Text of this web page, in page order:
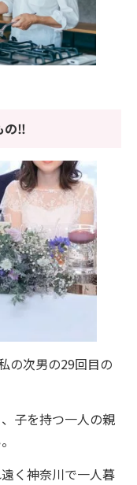
の‼
の次男の29回目の
子を持つ一人の親
く神奈川で一人暮